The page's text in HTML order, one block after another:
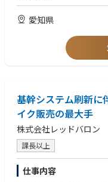
【開発ツール】
使用言語：Python／Java／
クラウド環境：AWS バー
そのほか知識：Jira／
【推奨の資格】
AWS Solutions Architect
【やりがい・魅力】
まだ確立していないV2Xと
め、新しい事に挑戦しなが
るには自動車メーカーだけ
トナーと連携し事業と技術
ためスキル習得後には様々
【業務の詳細】
・ECU開発(Autosar対応)
・統合ボデーECU開発の
・A-SPICEのSYS工程の内
め、競争力アップに向けた
・管理マネージャ or プロ
リードし、社内外の関係者
下記いずれかのスキルを複
・DX/自動化等でECU開発
・ボデー/シャシー/パワト
愛知県
基幹システム刷新
イク販売の最大手
株式会社レッドバロン
課長以上
仕事内容